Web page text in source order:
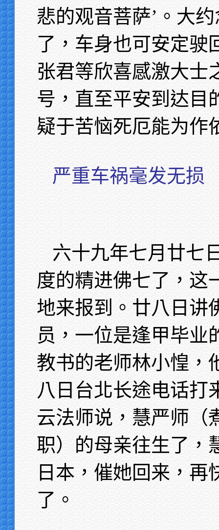
悲的观音菩萨’。大
了，车身也可安定驶
张君等欣喜感激大士
号，直至平安到达目
疑于苦恼死厄能为作
严重车祸毫发无损
六十九年七月廿七
度的精进佛七了，这
地来报到。廿八日讲
员，一位是逢甲毕业
教书的老师林小惶，
八日台北长途电话打
云法师说，慧严师（
职）的母亲往生了，
日本，催她回来，再
了。